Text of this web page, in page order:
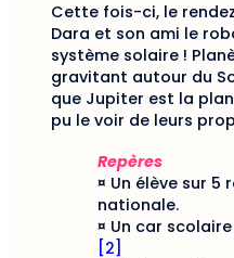
Cette fois-ci, le
Dara et son ami le
système solaire !
gravitant autour du
que Jupiter est la
pu le voir de leurs
Repères
¤ Un élève sur
nationale.
¤ Un car
[2]